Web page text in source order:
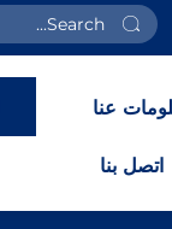
عنا
اتصل بنا